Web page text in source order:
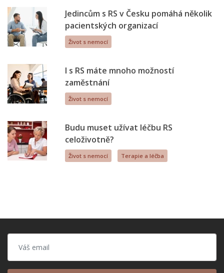
Jedincům s RS v Česku pomáhá několik
pacientských organizací
Život s nemocí
I s RS máte mnoho možností
zaměstnání
Život s nemocí
Budu muset užívat léčbu RS
celoživotně?
Život s nemocí Terapie a léčba